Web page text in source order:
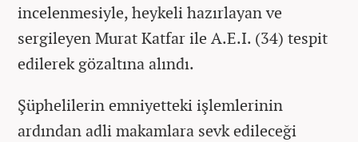
incelenmesiyle, heykeli hazırlayan ve
sergileyen Murat Katfar ile A.E.I. (34) tespit
edilerek gözaltına alındı.
Şüphelilerin emniyetteki işlemlerinin
ardından adli makamlara sevk edileceği